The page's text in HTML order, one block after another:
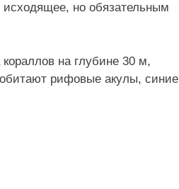
исходящее, но обязательным
на глубине 30 м,
рифовые акулы, синие